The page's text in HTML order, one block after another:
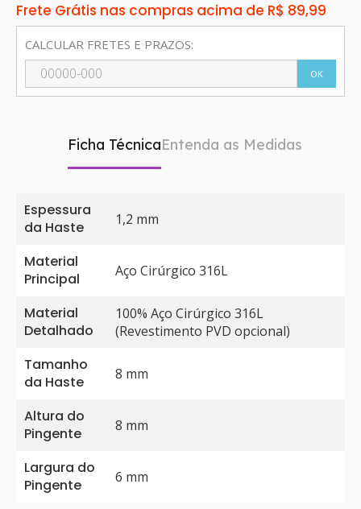
Frete Grátis nas compras acima de R$ 89,99
CALCULAR FRETES E PRAZOS:
OK
Ficha TécnicaEntenda as Medidas
Espessura
da Haste
1,2 mm
Material
Principal
Aço Cirúrgico 316L
Material
Detalhado
100% Aço Cirúrgico 316L
(Revestimento PVD opcional)
Tamanho
da Haste
8 mm
Altura do
Pingente
8 mm
Largura do
Pingente
6 mm